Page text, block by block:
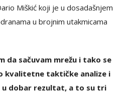
Miškić koji je u dosadašnjem
u brojnim utakmicama
da sačuvam mrežu i tako se
kvalitetne taktičke analize i
u dobar rezultat, a to su tri